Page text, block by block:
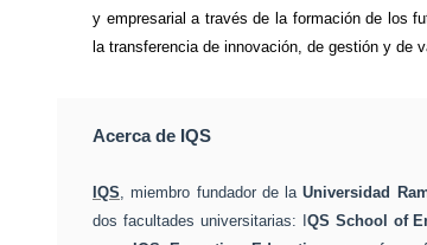
y empresarial a través de la formación de los
la transferencia de innovación, de gestión y de
Acerca de IQS
IQS, miembro fundador de laUniversidad
dos facultades universitarias: I QS School of